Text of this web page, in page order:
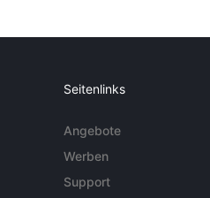
Seitenlinks
Angebote
Werben
Support